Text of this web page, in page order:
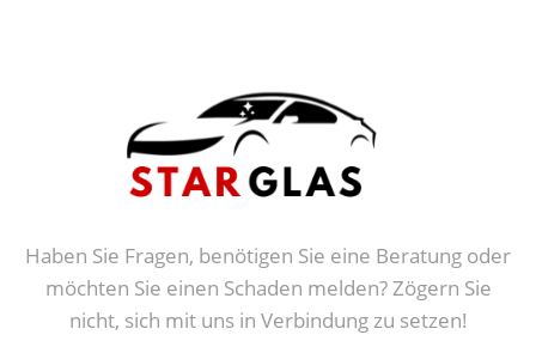
Haben Sie Fragen, benötigen Sie eine Beratung oder
möchten Sie einen Schaden melden? Zögern Sie
nicht, sich mit uns in Verbindung zu setzen!